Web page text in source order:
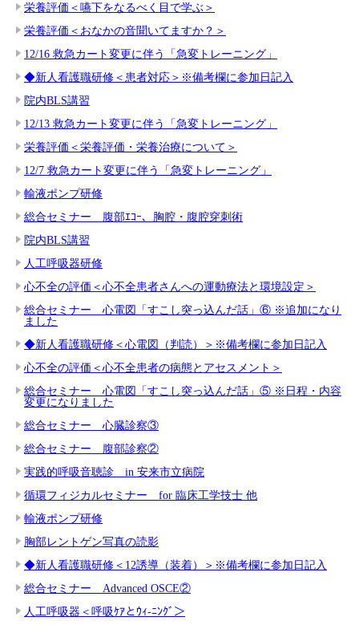
栄養評価＜嚥下をなるべく目で学ぶ＞
栄養評価＜おなかの音聞いてますか？＞
12/16 救急カート変更に伴う「急変トレーニング」
◆新人看護職研修＜患者対応＞※備考欄に参加日記入
院内BLS講習
12/13 救急カート変更に伴う「急変トレーニング」
栄養評価＜栄養評価・栄養治療について＞
12/7 救急カート変更に伴う「急変トレーニング」
輸液ポンプ研修
総合セミナー 腹部ｴｺｰ、胸腔・腹腔穿刺術
院内BLS講習
人工呼吸器研修
心不全の評価＜心不全患者さんへの運動療法と環境設定＞
総合セミナー 心電図「すこし突っ込んだ話」⑥ ※追加になり
ました
◆新人看護職研修＜心電図（判読）＞※備考欄に参加日記入
心不全の評価＜心不全患者の病態とアセスメント＞
総合セミナー 心電図「すこし突っ込んだ話」⑤ ※日程・内容
変更になりました
総合セミナー 心臓診察③
総合セミナー 腹部診察②
実践的呼吸音聴診 in 安来市立病院
循環フィジカルセミナー for 臨床工学技士 他
輸液ポンプ研修
胸部レントゲン写真の読影
◆新人看護職研修＜12誘導（装着）＞※備考欄に参加日記入
総合セミナー Advanced OSCE②
人工呼吸器＜呼吸ｹｱとｳｨ-ﾆﾝｸﾞ＞